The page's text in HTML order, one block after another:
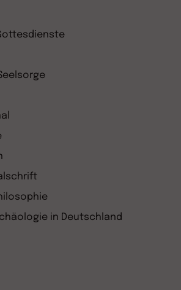
in Deutschland